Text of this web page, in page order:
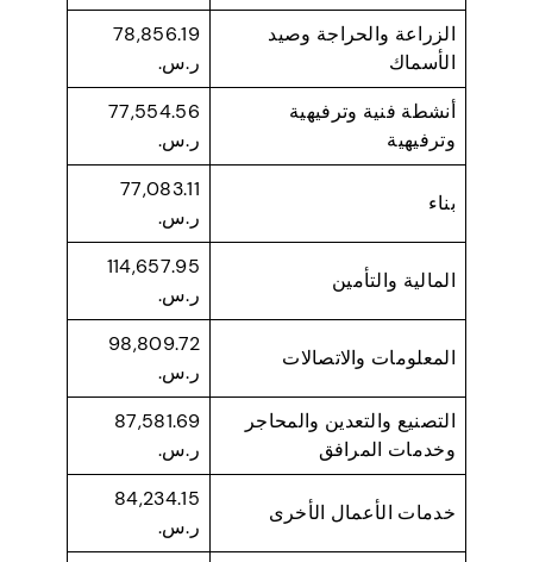
الزراعة والحراجة وصيد
الأسماك
78,856.19
ر.س.
أنشطة فنية وترفيهية
وترفيهية
77,554.56
ر.س.
بناء
77,083.11
ر.س.
المالية والتأمين
114,657.95
ر.س.
المعلومات والاتصالات
98,809.72
ر.س.
التصنيع والتعدين والمحاجر
وخدمات المرافق
87,581.69
ر.س.
خدمات الأعمال الأخرى
84,234.15
ر.س.